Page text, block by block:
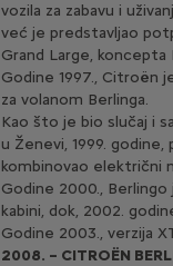
vozila za zabavu i
već je predstavljao
Grand Large, koncepta
Godine 1997., Citroën
za volanom Berlinga.
Kao što je bio slučaj i
u Ženevi, 1999.
kombinovao električni
Godine 2000.,
kabini, dok, 2002.
Godine 2003., verzija
2008. – CITROËN